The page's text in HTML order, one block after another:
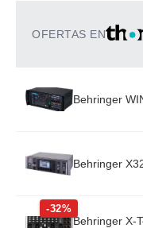
OFERTAS EN
Behringer
Behringer
-32%
Behringer X-